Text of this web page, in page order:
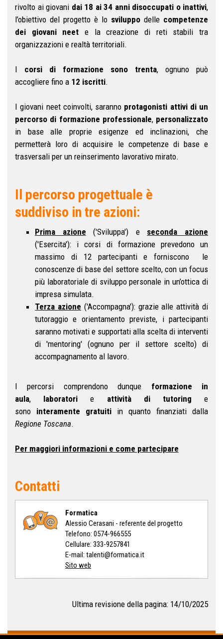
rivolto ai giovani dai 18 ai 34 anni disoccupati o inattivi,
l’obiettivo del progetto è lo sviluppo delle competenze
dei giovani neet e la creazione di reti stabili tra
organizzazioni e realtà territoriali.
I corsi di formazione sono trenta, ognuno può
accogliere fino a 12 iscritti.
I giovani neet coinvolti, saranno protagonisti attivi di un
percorso di formazione professionale, personalizzato
in base alle proprie esigenze ed inclinazioni, che
permetterà loro di acquisire le competenze di base e
trasversali per un reinserimento lavorativo mirato.
Il percorso progettuale è
suddiviso in tre azioni:
Prima azione ('Sviluppa') e seconda azione
('Esercita'): i corsi di formazione prevedono un
massimo di 12 partecipanti e forniscono le
conoscenze di base del settore scelto, con un focus
più laboratoriale di sviluppo personale in un’ottica di
impresa simulata.
Terza azione ('Accompagna'): grazie alle attività di
tutoraggio e orientamento previste, i partecipanti
saranno motivati e supportati alla scelta di interventi
di 'mentoring' (ognuno per il settore scelto) di
accompagnamento al lavoro.
I percorsi comprendono dunque formazione in
aula, laboratorie attività di tutoringe
sono interamente gratuiti in quanto finanziati dalla
Regione Toscana.
Per maggiori informazioni e come partecipare
Contatti
Formatica
Alessio Cerasani - referente del progetto
Telefono: 0574-966555
Cellulare: 333-9257841
E-mail: talenti@formatica.it
Sito web
Ultima revisione della pagina: 14/10/2025